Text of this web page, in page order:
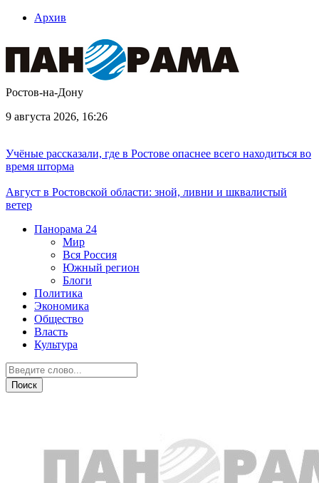
Архив
Ростов-на-Дону
9 августа 2026, 16:26
Учёные рассказали, где в Ростове опаснее всего находиться во
время шторма
Август в Ростовской области: зной, ливни и шквалистый
ветер
Панорама 24
Мир
Вся Россия
Южный регион
Блоги
Политика
Экономика
Общество
Власть
Культура